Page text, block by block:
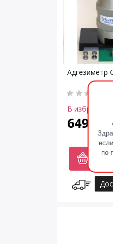
по
Адгезиметр
В избранное
64900